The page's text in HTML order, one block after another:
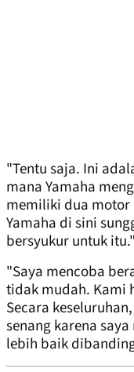
"Tentu saja. Ini
mana Yamaha
memiliki dua
Yamaha di sini
bersyukur untuk itu."
"Saya mencoba
tidak mudah. ​​Kami
Secara
senang karena
lebih baik